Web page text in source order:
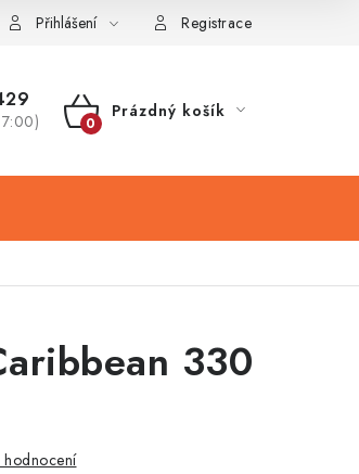
Přihlášení Registrace
NÁKUPNÍ
Prázdný košík
330